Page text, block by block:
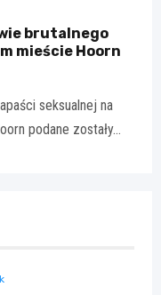
brutalnego
mieście Hoorn
seksualnej na
podane zostały…